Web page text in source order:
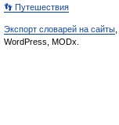
👣 Путешествия
Экспорт словарей на сайты
WordPress, MODx.